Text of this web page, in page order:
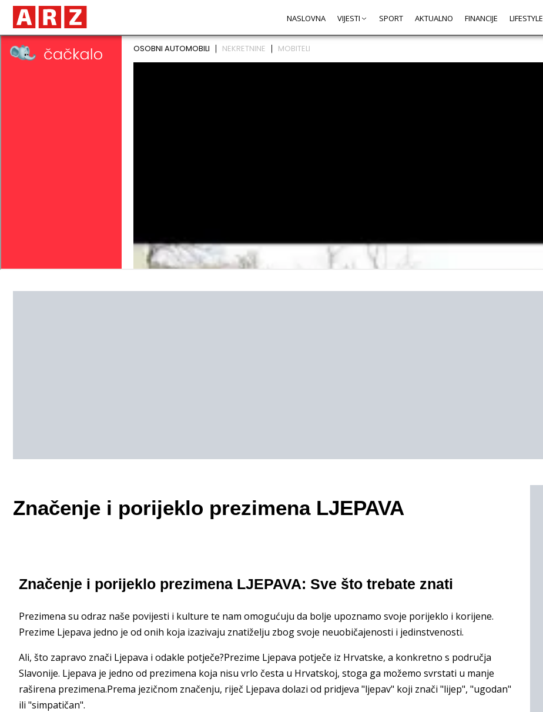
NASLOVNA VIJESTI SPORT AKTUALNO FINANCIJE LIFESTYLE
Značenje i porijeklo prezimena LJEPAVA
Značenje i porijeklo prezimena LJEPAVA: Sve što trebate znati
Prezimena su odraz naše povijesti i kulture te nam omogućuju da bolje upoznamo svoje porijeklo i korijene.
Prezime Ljepava jedno je od onih koja izazivaju znatiželju zbog svoje neuobičajenosti i jedinstvenosti.
Ali, što zapravo znači Ljepava i odakle potječe?Prezime Ljepava potječe iz Hrvatske, a konkretno s područja
Slavonije. Ljepava je jedno od prezimena koja nisu vrlo česta u Hrvatskoj, stoga ga možemo svrstati u manje
raširena prezimena.Prema jezičnom značenju, riječ Ljepava dolazi od pridjeva "ljepav" koji znači "lijep", "ugodan"
ili "simpatičan".